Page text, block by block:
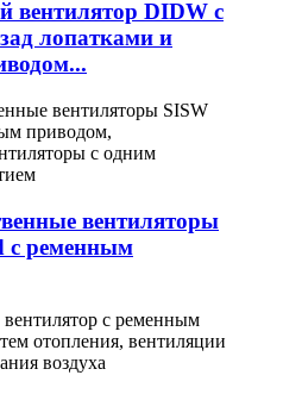
вентилятор DIDW с
лопатками и
вентиляторы
с ременным